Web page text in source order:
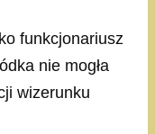
funkcjonariusz
nie mogła
wizerunku